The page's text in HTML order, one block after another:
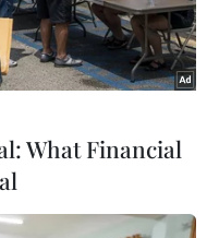
What Financial